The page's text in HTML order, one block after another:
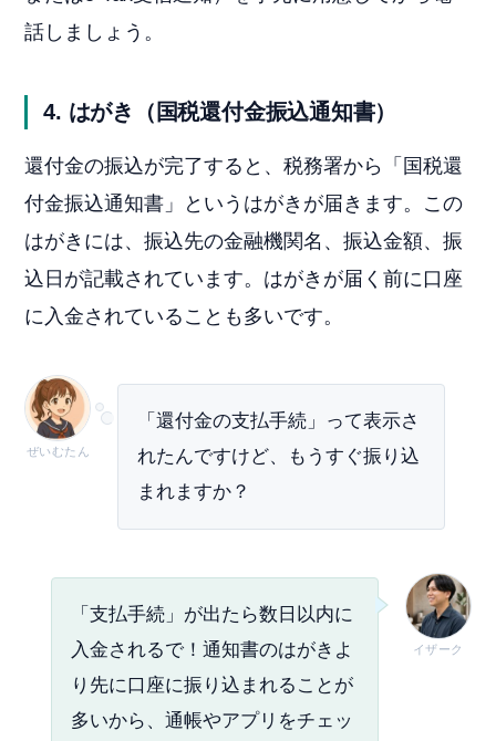
話しましょう。
4. はがき（国税還付金振込通知書）
還付金の振込が完了すると、税務署から「国税還
付金振込通知書」というはがきが届きます。この
はがきには、振込先の金融機関名、振込金額、振
込日が記載されています。はがきが届く前に口座
に入金されていることも多いです。
ぜいむたん
「還付金の支払手続」って表示さ
れたんですけど、もうすぐ振り込
まれますか？
イザーク
「支払手続」が出たら数日以内に
入金されるで！通知書のはがきよ
り先に口座に振り込まれることが
多いから、通帳やアプリをチェッ